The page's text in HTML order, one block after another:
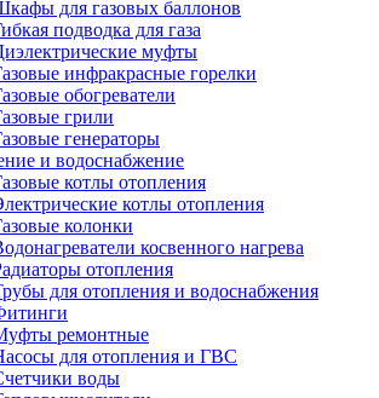
для газовых баллонов
подводка для газа
муфты
инфракрасные горелки
обогреватели
грили
генераторы
и водоснабжение
котлы отопления
котлы отопления
колонки
косвенного нагрева
отопления
для отопления и водоснабжения
ремонтные
для отопления и ГВС
воды